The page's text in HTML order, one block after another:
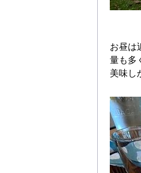
お昼は
量も多
美味し